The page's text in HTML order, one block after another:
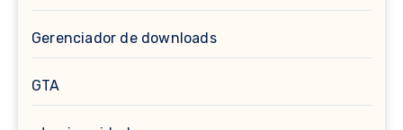
Gerenciador de downloads
GTA